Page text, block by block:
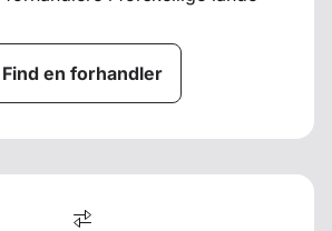
Find en forhandler